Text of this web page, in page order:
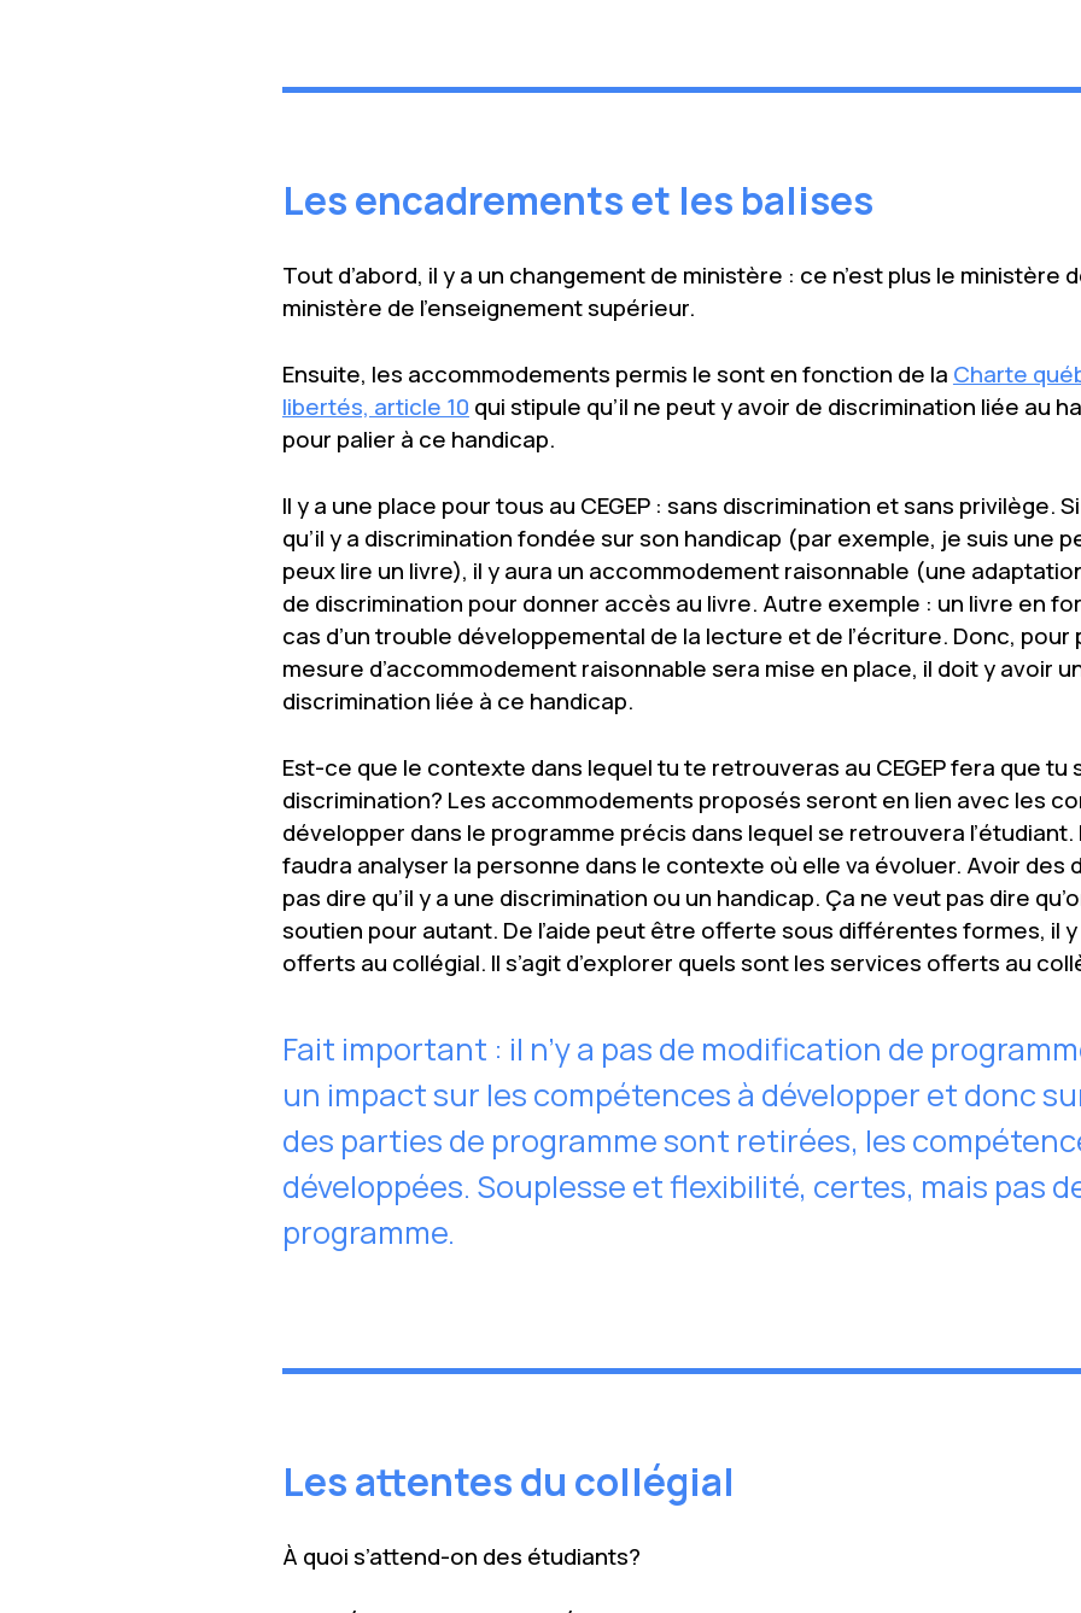
Les encadrements et les balises
Tout d’abord, il y a un changement de ministère : ce n’est plus le ministère
ministère de l’enseignement supérieur.
Ensuite, les accommodements permis le sont en fonction de la Charte
libertés, article 10 qui stipule qu’il ne peut y avoir de discrimination liée au
pour palier à ce handicap.
Il y a une place pour tous au CEGEP : sans discrimination et sans privilège.
qu’il y a discrimination fondée sur son handicap (par exemple, je suis une
peux lire un livre), il y aura un accommodement raisonnable (une
de discrimination pour donner accès au livre. Autre exemple : un livre en
cas d’un trouble développemental de la lecture et de l’écriture. Donc,
mesure d’accommodement raisonnable sera mise en place, il doit y avoir
discrimination liée à ce handicap.
Est-ce que le contexte dans lequel tu te retrouveras au CEGEP fera que tu
discrimination? Les accommodements proposés seront en lien avec les
développer dans le programme précis dans lequel se retrouvera
faudra analyser la personne dans le contexte où elle va évoluer. Avoir des
pas dire qu’il y a une discrimination ou un handicap. Ça ne veut pas dire
soutien pour autant. De l’aide peut être offerte sous différentes formes, il
offerts au collégial. Il s’agit d’explorer quels sont les services offerts au
Fait important : il n’y a pas de modification de
un impact sur les compétences à développer et donc
des parties de programme sont retirées, les
développées. Souplesse et flexibilité, certes, mais pas
programme.
Les attentes du collégial
À quoi s’attend-on des étudiants?